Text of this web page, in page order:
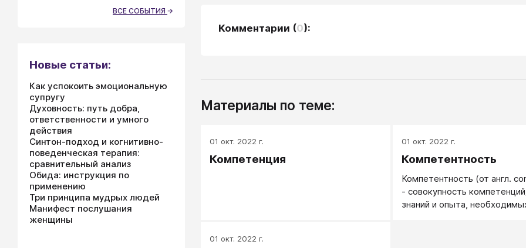
Комментарии (0):
Материалы по теме:
01 окт. 2022 г.
Компетенция
01 окт. 2022 г.
Компетентность
Компетентность (от англ.
- cовокупность
знаний и опыта,
01 окт. 2022 г.
ВСЕ СОБЫТИЯ
Новые статьи:
Как успокоить эмоциональную
супругу
Духовность: путь добра,
ответственности и умного
действия
Синтон-подход и когнитивно-
поведенческая терапия:
сравнительный анализ
Обида: инструкция по
применению
Три принципа мудрых людей
Манифест послушания
женщины